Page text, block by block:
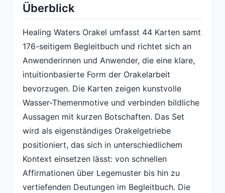
Überblick
Healing Waters Orakel umfasst 44 Karten samt
176-seitigem Begleitbuch und richtet sich an
Anwenderinnen und Anwender, die eine klare,
intuitionbasierte Form der Orakelarbeit
bevorzugen. Die Karten zeigen kunstvolle
Wasser-Themenmotive und verbinden bildliche
Aussagen mit kurzen Botschaften. Das Set
wird als eigenständiges Orakelgetriebe
positioniert, das sich in unterschiedlichem
Kontext einsetzen lässt: von schnellen
Affirmationen über Legemuster bis hin zu
vertiefenden Deutungen im Begleitbuch. Die